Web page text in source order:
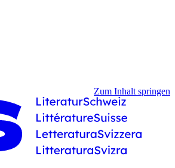
Zum Inhalt springen